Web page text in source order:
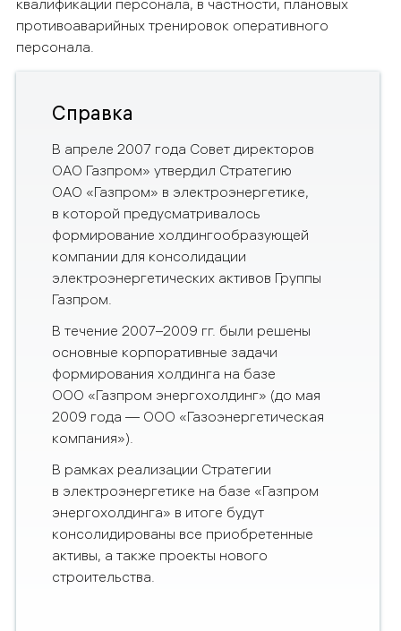
противоаварийных тренировок оперативного
персонала.
Справка
В апреле 2007 года Совет директоров
ОАО Газпром» утвердил Стратегию
ОАО «Газпром» в электроэнергетике,
в которой предусматривалось
формирование холдингообразующей
компании для консолидации
электроэнергетических активов Группы
Газпром.
В течение 2007–2009 гг. были решены
основные корпоративные задачи
формирования холдинга на базе
ООО «Газпром энергохолдинг» (до мая
2009 года — ООО «Газоэнергетическая
компания»).
В рамках реализации Стратегии
в электроэнергетике на базе «Газпром
энергохолдинга» в итоге будут
консолидированы все приобретенные
активы, а также проекты нового
строительства.